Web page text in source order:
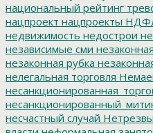
национальный рейтинг
нацпроект нацпроекты
недвижимость недострои
независимые сми
незаконная рубка
нелегальная торговля
несчастный случай